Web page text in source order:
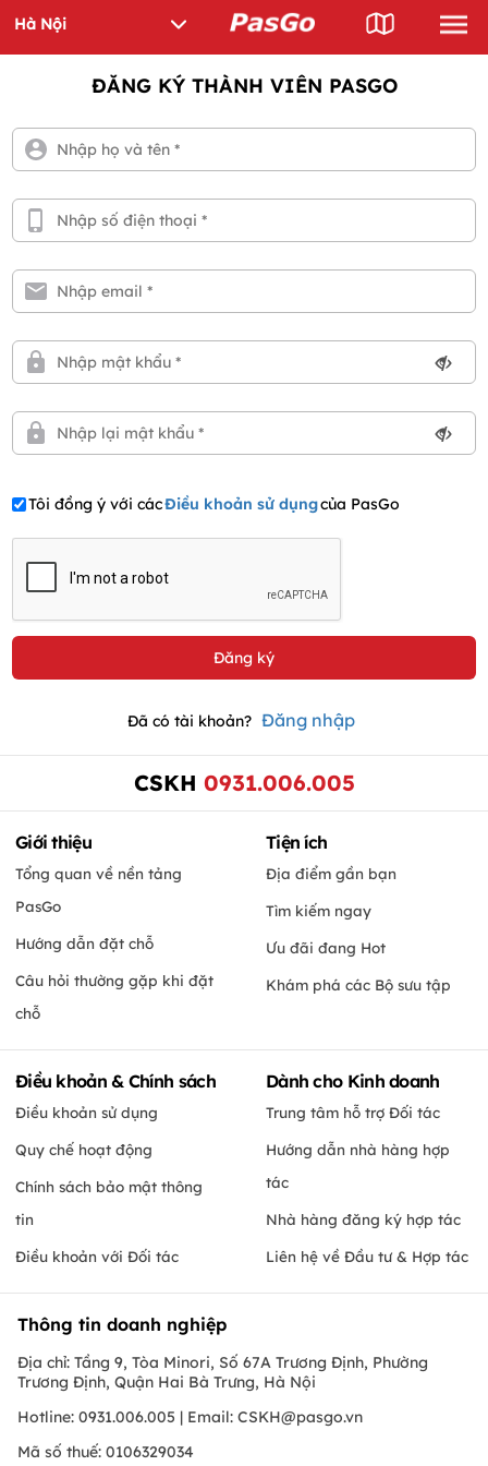
ĐĂNG KÝ THÀNH VIÊN PASGO
Tôi đồng ý với cácĐiều khoản sử dụngcủa PasGo
Đã có tài khoản? Đăng nhập
CSKH 0931.006.005
Giới thiệu
Tổng quan về nền tảng
PasGo
Hướng dẫn đặt chỗ
Câu hỏi thường gặp khi đặt
chỗ
Tiện ích
Địa điểm gần bạn
Tìm kiếm ngay
Ưu đãi đang Hot
Khám phá các Bộ sưu tập
Điều khoản & Chính sách
Điều khoản sử dụng
Quy chế hoạt động
Chính sách bảo mật thông
tin
Điều khoản với Đối tác
Dành cho Kinh doanh
Trung tâm hỗ trợ Đối tác
Hướng dẫn nhà hàng hợp
tác
Nhà hàng đăng ký hợp tác
Liên hệ về Đầu tư & Hợp tác
Thông tin doanh nghiệp
Địa chỉ: Tầng 9, Tòa Minori, Số 67A Trương Định, Phường
Trương Định, Quận Hai Bà Trưng, Hà Nội
Hotline: 0931.006.005 | Email: CSKH@pasgo.vn
Mã số thuế: 0106329034